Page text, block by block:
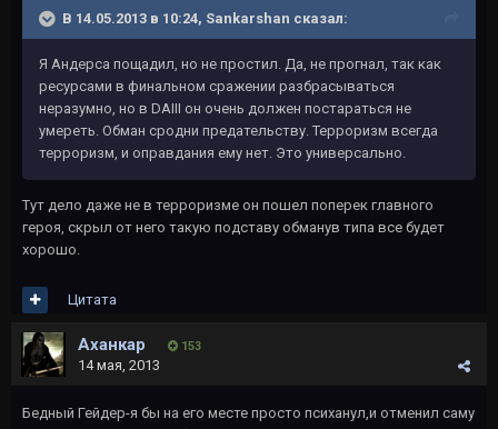
В 14.05.2013 в 10:24, Sankarshan сказал:
Я Андерса пощадил, но не простил. Да, не прогнал, так как
ресурсами в финальном сражении разбрасываться
неразумно, но в DAIII он очень должен постараться не
умереть. Обман сродни предательству. Терроризм всегда
терроризм, и оправдания ему нет. Это универсально.
Тут дело даже не в терроризме он пошел поперек главного
героя, скрыл от него такую подставу обманув типа все будет
хорошо.
Цитата
Аханкар 153
14 мая, 2013
Бедный Гейдер-я бы на его месте просто психанул,и отменил саму